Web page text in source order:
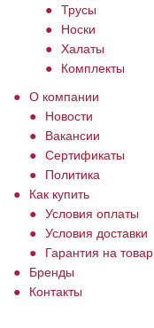
Трусы
Носки
Халаты
Комплекты
О компании
Новости
Вакансии
Сертификаты
Политика
Как купить
Условия оплаты
Условия доставки
Гарантия на товар
Бренды
Контакты